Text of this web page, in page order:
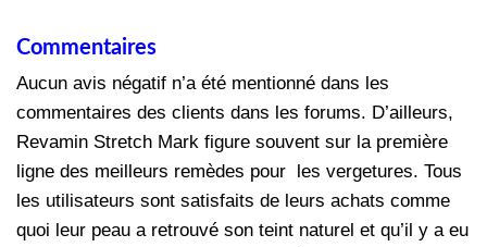
Commentaires
Aucun avis négatif n’a été mentionné dans les
commentaires des clients dans les forums. D’ailleurs,
Revamin Stretch Mark figure souvent sur la première
ligne des meilleurs remèdes pour les vergetures. Tous
les utilisateurs sont satisfaits de leurs achats comme
quoi leur peau a retrouvé son teint naturel et qu’il y a eu